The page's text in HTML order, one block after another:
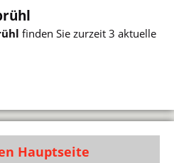
finden Sie zurzeit 3 aktuelle
Hauptseite